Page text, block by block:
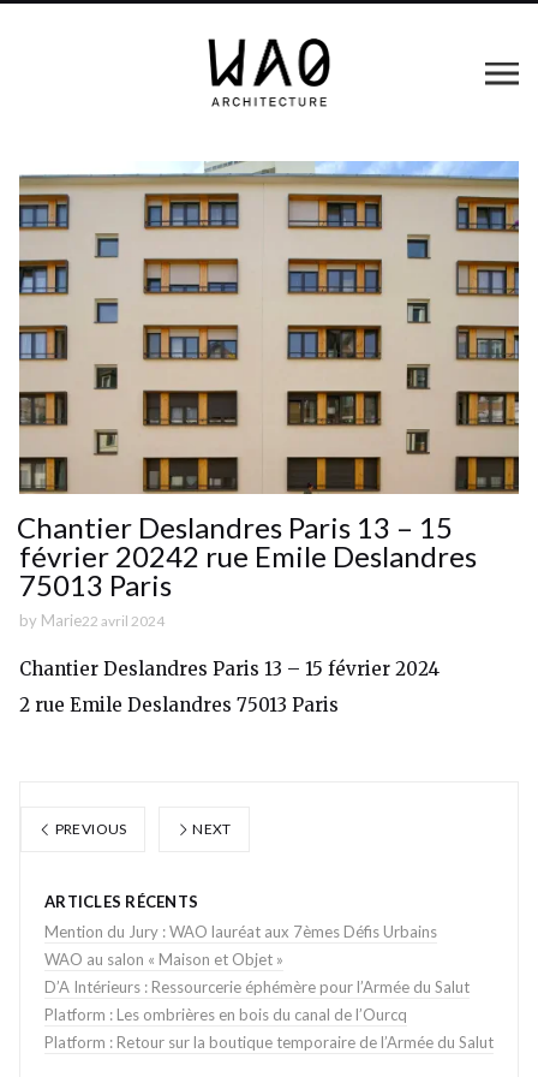
Chantier Deslandres Paris 13 – 15
février 20242 rue Emile Deslandres
75013 Paris
by Marie22 avril 2024
Chantier Deslandres Paris 13 – 15 février 2024
2 rue Emile Deslandres 75013 Paris
PREVIOUS NEXT
ARTICLES RÉCENTS
Mention du Jury : WAO lauréat aux 7èmes Défis Urbains
WAO au salon « Maison et Objet »
D’A Intérieurs : Ressourcerie éphémère pour l’Armée du Salut
Platform : Les ombrières en bois du canal de l’Ourcq
Platform : Retour sur la boutique temporaire de l’Armée du Salut